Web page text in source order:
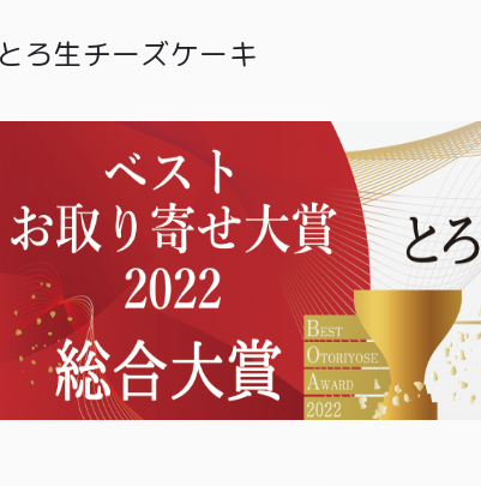
とろ生チーズケーキ